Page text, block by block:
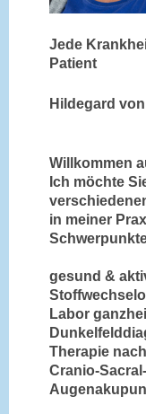
Jede
Patient
Hildegard
Willkommen
Ich möchte
in meiner
gesund &
Labor
Therapie
Cranio-